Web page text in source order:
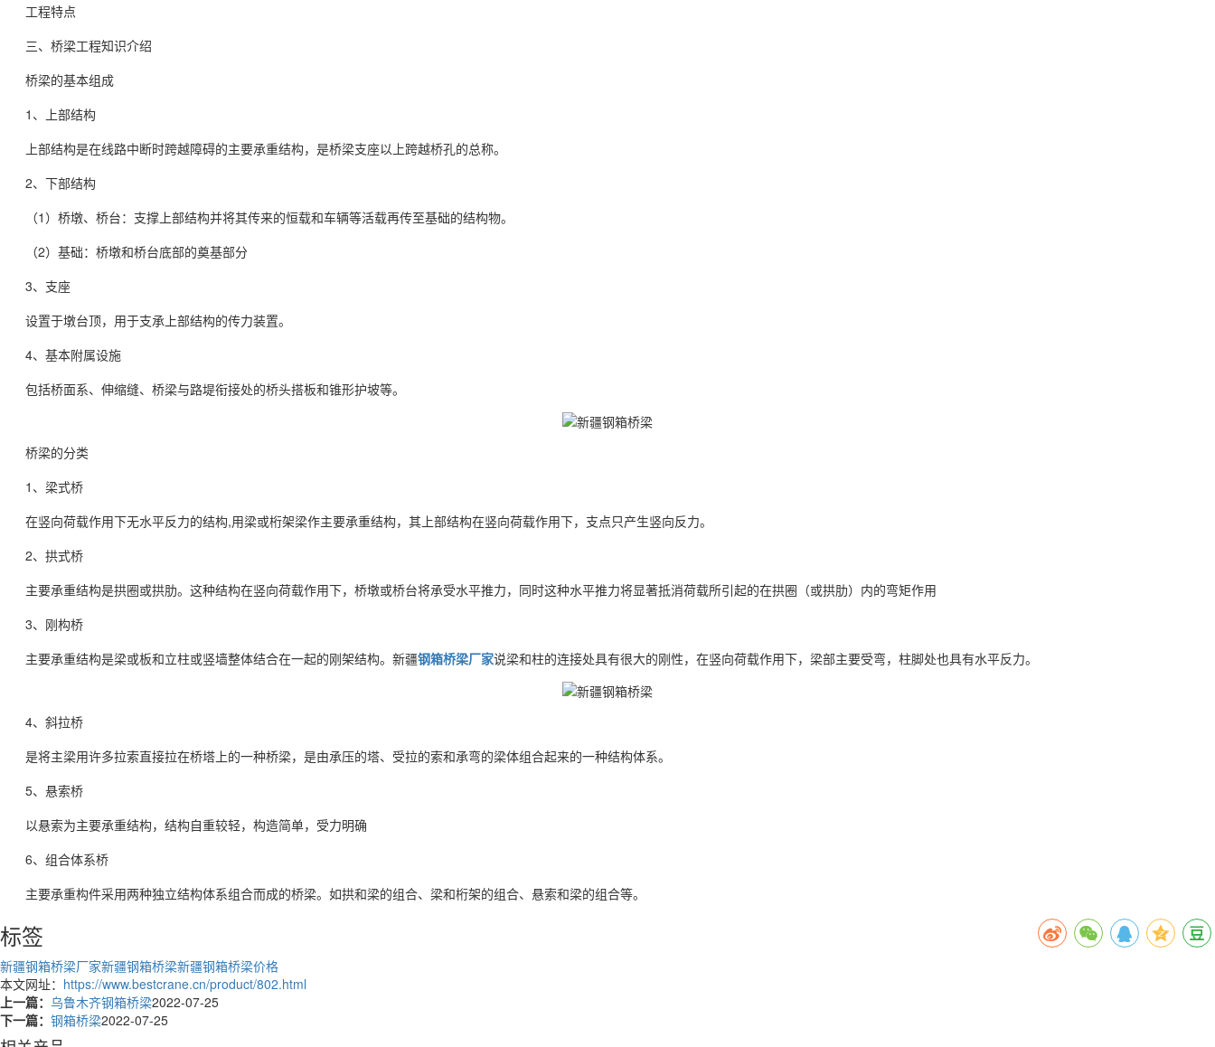
工程特点
三、桥梁工程知识介绍
桥梁的基本组成
1、上部结构
上部结构是在线路中断时跨越障碍的主要承重结构，是桥梁支座以上跨越桥孔的总称。
2、下部结构
（1）桥墩、桥台：支撑上部结构并将其传来的恒载和车辆等活载再传至基础的结构物。
（2）基础：桥墩和桥台底部的奠基部分
3、支座
设置于墩台顶，用于支承上部结构的传力装置。
4、基本附属设施
包括桥面系、伸缩缝、桥梁与路堤衔接处的桥头搭板和锥形护坡等。
桥梁的分类
1、梁式桥
在竖向荷载作用下无水平反力的结构,用梁或桁架梁作主要承重结构，其上部结构在竖向荷载作用下，支点只产生竖向反力。
2、拱式桥
主要承重结构是拱圈或拱肋。这种结构在竖向荷载作用下，桥墩或桥台将承受水平推力，同时这种水平推力将显著抵消荷载所引起的在拱圈（或拱肋）内的弯矩作用
3、刚构桥
主要承重结构是梁或板和立柱或竖墙整体结合在一起的刚架结构。 新疆钢箱桥梁厂家说梁和柱的连接处具有很大的刚性，在竖向荷载作用下，梁部主要受弯，柱脚处也具有水平反力。
4、斜拉桥
是将主梁用许多拉索直接拉在桥塔上的一种桥梁，是由承压的塔、受拉的索和承弯的梁体组合起来的一种结构体系。
5、悬索桥
以悬索为主要承重结构，结构自重较轻，构造简单，受力明确
6、组合体系桥
主要承重构件采用两种独立结构体系组合而成的桥梁。如拱和梁的组合、梁和桁架的组合、悬索和梁的组合等。
标签
新疆钢箱桥梁厂家新疆钢箱桥梁新疆钢箱桥梁价格
本文网址： https://www.bestcrane.cn/product/802.html
上一篇： 乌鲁木齐钢箱桥梁2022-07-25
下一篇： 钢箱桥梁2022-07-25